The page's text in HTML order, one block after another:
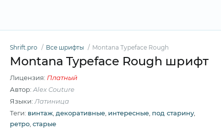
Shrift.pro Все шрифты Montana Typeface Rough
Montana Typeface Rough шрифт
Лицензия: Платный
Автор: Alex Couture
Языки: Латиница
Теги: винтаж декоративные интересные под старину,
ретро старые